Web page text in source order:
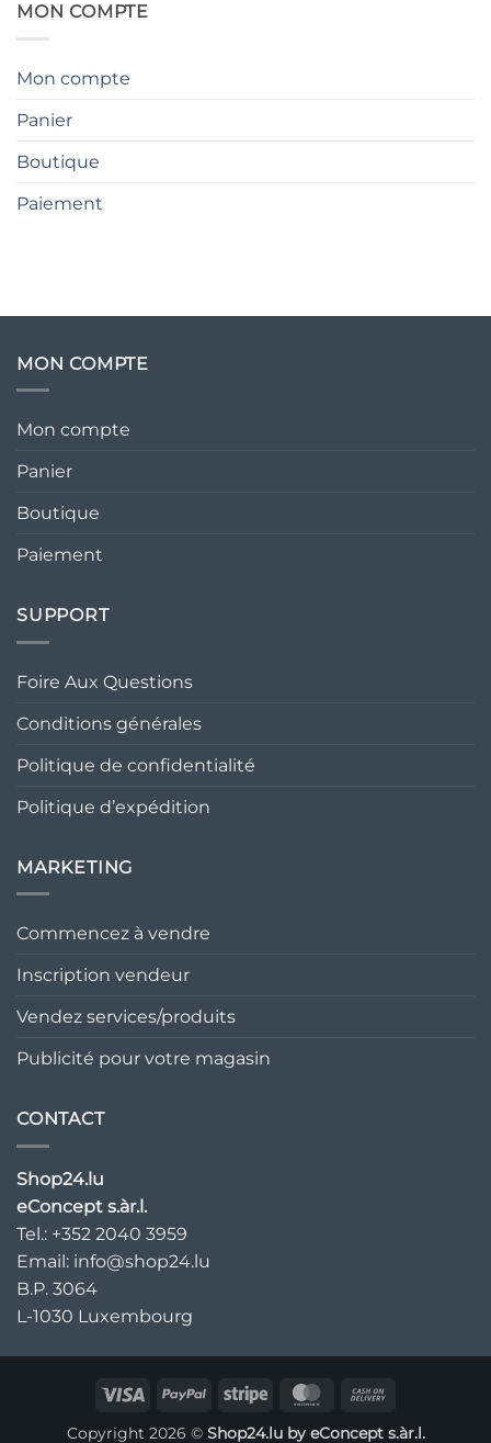
MON COMPTE
Mon compte
Panier
Boutique
Paiement
MON COMPTE
Mon compte
Panier
Boutique
Paiement
SUPPORT
Foire Aux Questions
Conditions générales
Politique de confidentialité
Politique d’expédition
MARKETING
Commencez à vendre
Inscription vendeur
Vendez services/produits
Publicité pour votre magasin
CONTACT
Shop24.lu
eConcept s.àr.l.
Tel.: +352 2040 3959
Email: info@shop24.lu
B.P. 3064
L-1030 Luxembourg
Visa PayPal Bande MasterCard
Copyright 2026 © Shop24.lu by eConcept s.àr.l.